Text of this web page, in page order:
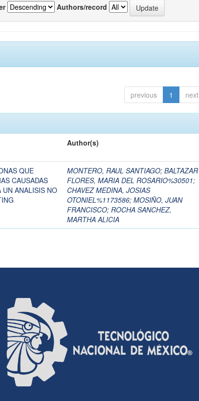
Authors/record
previous 1 next
Author(s)
QUE
CAUSADAS
UN ANALISIS NO
MONTERO, RAUL SANTIAGO; BALTAZAR
FLORES, MARIA DEL ROSARIO%30501;
CHAVEZ MEDINA, JOSIAS
OTONIEL%1173586; MOSIÑO, JUAN
FRANCISCO; ROCHA SANCHEZ,
MARTHA ALICIA